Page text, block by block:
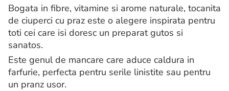
Bogata in fibre, vitamine si arome naturale, tocanita
de ciuperci cu praz este o alegere inspirata pentru
toti cei care isi doresc un preparat gutos si
sanatos.
Este genul de mancare care aduce caldura in
farfurie, perfecta pentru serile linistite sau pentru
un pranz usor.